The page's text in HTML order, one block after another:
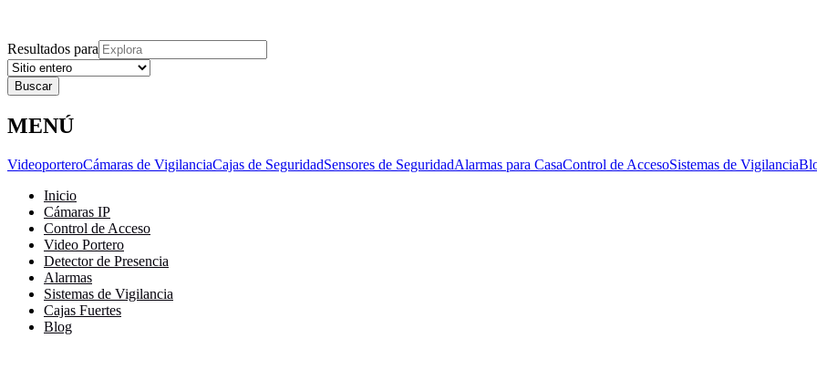
Resultados para
MENÚ
VideoporteroCámaras de VigilanciaCajas de SeguridadSensores de SeguridadAlarmas para CasaControl de AccesoSistemas de Vigilancia
Inicio
Cámaras IP
Control de Acceso
Video Portero
Detector de Presencia
Alarmas
Sistemas de Vigilancia
Cajas Fuertes
Blog